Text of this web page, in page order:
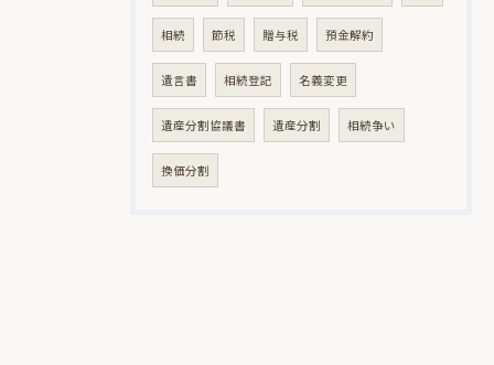
相続 節税 贈与税 預金解約
遺言書 相続登記 名義変更
遺産分割協議書 遺産分割 相続争い
換価分割